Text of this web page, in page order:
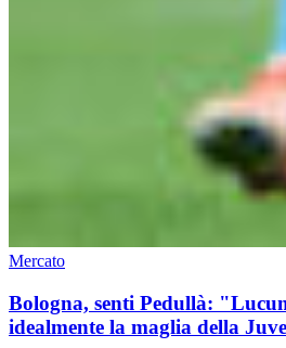
Mercato
Bologna, senti Pedullà:
idealmente la maglia della